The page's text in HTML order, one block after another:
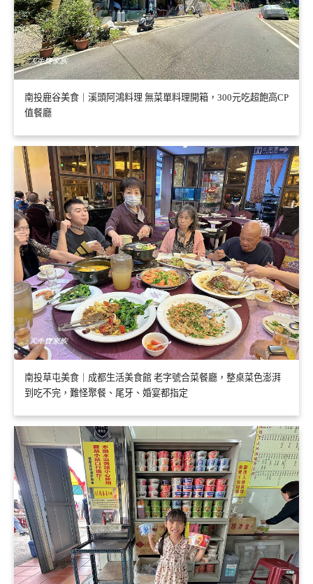
南投鹿谷美食｜溪頭阿鴻料理 無菜單料理開箱，300元吃超飽高CP
值餐廳
南投草屯美食｜成都生活美食館 老字號合菜餐廳，整桌菜色澎湃
到吃不完，難怪聚餐、尾牙、婚宴都指定